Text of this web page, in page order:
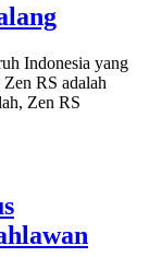
Indonesia yang
RS adalah
Zen RS